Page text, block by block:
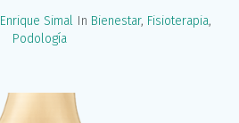
Enrique Simal In Bienestar, Fisioterapia,
Podología